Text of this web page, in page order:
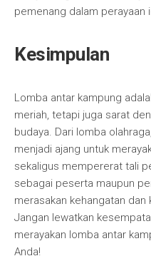
pemenang dalam perayaan
Kesimpulan
Lomba antar kampung
meriah, tetapi juga sarat
budaya. Dari lomba
menjadi ajang untuk
sekaligus mempererat tali
sebagai peserta maupun
merasakan kehangatan dan
Jangan lewatkan
merayakan lomba antar
Anda!